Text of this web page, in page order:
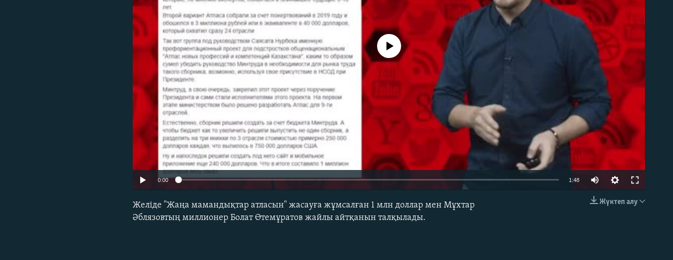
EMBED
No media source currently available
0:00 1:48
Жүктеп алу
Желіде "Жаңа мамандықтар атласын" жасауға жұмсалған 1 млн доллар мен Мұхтар
Әблязовтың миллионер Болат Өтемұратов жайлы айтқанын талқылады.